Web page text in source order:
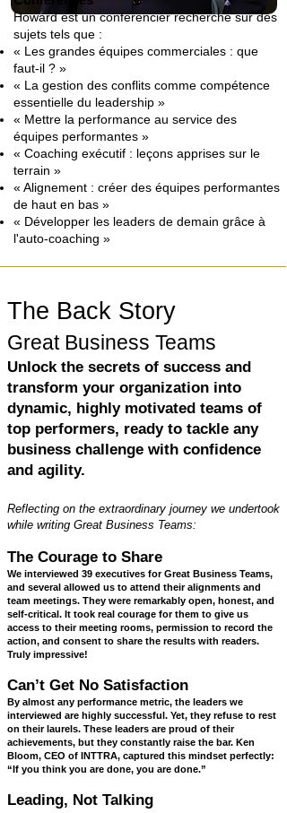
Howard est un conférencier recherché sur des
sujets tels que :
« Les grandes équipes commerciales : que
faut-il ? »
« La gestion des conflits comme compétence
essentielle du leadership »
« Mettre la performance au service des
équipes performantes »
« Coaching exécutif : leçons apprises sur le
terrain »
« Alignement : créer des équipes performantes
de haut en bas »
« Développer les leaders de demain grâce à
l'auto-coaching »
The Back Story
Great Business Teams
Unlock the secrets of success and
transform your organization into
dynamic, highly motivated teams of
top performers, ready to tackle any
business challenge with confidence
and agility.
​Reflecting on the extraordinary journey we undertook
while writing Great Business Teams:
The Courage to Share
We interviewed 39 executives for Great Business Teams,
and several allowed us to attend their alignments and
team meetings. They were remarkably open, honest, and
self-critical. It took real courage for them to give us
access to their meeting rooms, permission to record the
action, and consent to share the results with readers.
Truly impressive!
Can’t Get No Satisfaction
By almost any performance metric, the leaders we
interviewed are highly successful. Yet, they refuse to rest
on their laurels. These leaders are proud of their
achievements, but they constantly raise the bar. Ken
Bloom, CEO of INTTRA, captured this mindset perfectly:
“If you think you are done, you are done.”
Leading, Not Talking